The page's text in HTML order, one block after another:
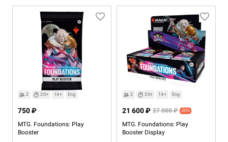
2 20+ 14+ Eng
MTG. Foundations: Play
Booster
750 ₽
2 20+ 14+ Eng
MTG. Foundations: Play
Booster Display
21 600 ₽ 27 000 ₽ -20%